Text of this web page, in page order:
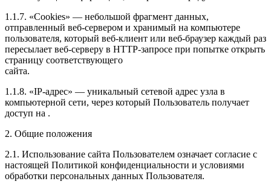
1.1.7. «Cookies» — небольшой фрагмент данных,
отправленный веб-сервером и хранимый на компьютере
пользователя, который веб-клиент или веб-браузер каждый раз
пересылает веб-серверу в HTTP-запросе при попытке открыть
страницу соответствующего
сайта.
1.1.8. «IP-адрес» — уникальный сетевой адрес узла в
компьютерной сети, через который Пользователь получает
доступ на .
2. Общие положения
2.1. Использование сайта Пользователем означает согласие с
настоящей Политикой конфиденциальности и условиями
обработки персональных данных Пользователя.